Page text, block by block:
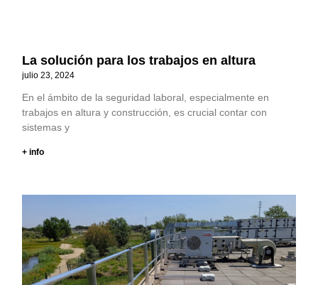
La solución para los trabajos en altura
julio 23, 2024
En el ámbito de la seguridad laboral, especialmente en
trabajos en altura y construcción, es crucial contar con
sistemas y
+ info